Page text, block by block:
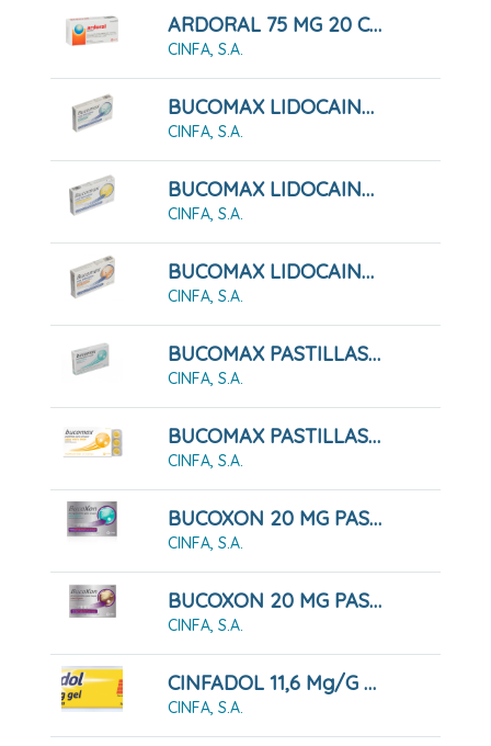
ARDORAL 75 MG 20 COMPRIMIDOS RECUBIERTOS
CINFA, S.A.
BUCOMAX LIDOCAINA SABOR MENTA 24 PASTILLAS PARA CHUPAR
CINFA, S.A.
BUCOMAX LIDOCAINA SABOR MIEL Y LIMÓN 24 PASTILLAS PARA CHUPAR
CINFA, S.A.
BUCOMAX LIDOCAINA SABOR NARANJA 24 PASTILLAS PARA CHUPAR
CINFA, S.A.
BUCOMAX PASTILLAS PARA CHUPAR MENTA 24 PASTILLAS
CINFA, S.A.
BUCOMAX PASTILLAS PARA CHUPAR MIEL Y LIMON, 24 PASTILLAS
CINFA, S.A.
BUCOXON 20 MG PASTILLAS PARA CHUPAR SABOR MENTA, 18 Pastillas
CINFA, S.A.
BUCOXON 20 MG PASTILLAS PARA CHUPAR SABOR REGALIZ, 18 Pastillas
CINFA, S.A.
CINFADOL 11,6 Mg/g GEL , 1 Tubo De 60 G
CINFA, S.A.